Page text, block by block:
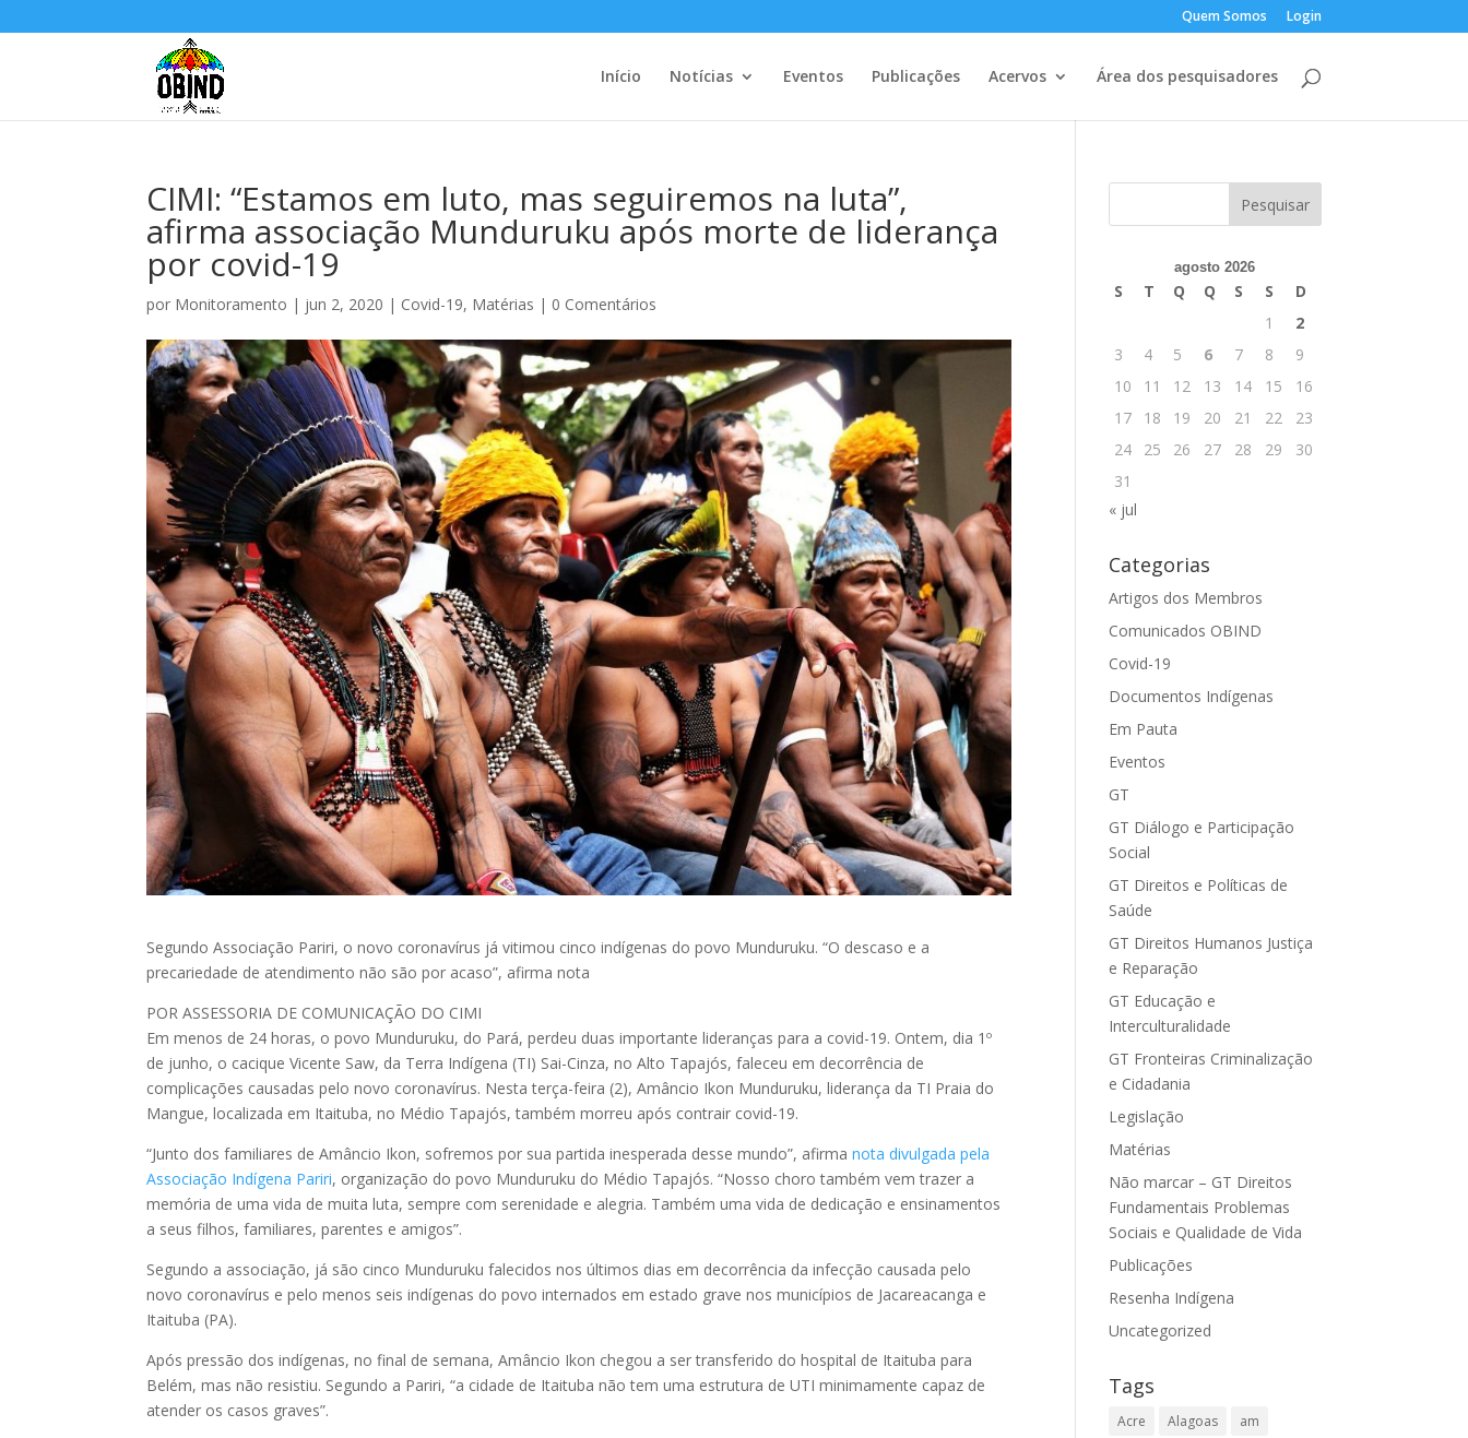
Quem Somos Login
Início Notícias Eventos Publicações Acervos Área dos pesquisadores
CIMI: “Estamos em luto, mas seguiremos na luta”,
afirma associação Munduruku após morte de liderança
por covid-19
por Monitoramento | jun 2, 2020 | Covid-19, Matérias | 0 Comentários
Segundo Associação Pariri, o novo coronavírus já vitimou cinco indígenas do povo Munduruku. “O descaso e a
precariedade de atendimento não são por acaso”, afirma nota
POR ASSESSORIA DE COMUNICAÇÃO DO CIMI
Em menos de 24 horas, o povo Munduruku, do Pará, perdeu duas importante lideranças para a covid-19. Ontem, dia 1º
de junho, o cacique Vicente Saw, da Terra Indígena (TI) Sai-Cinza, no Alto Tapajós, faleceu em decorrência de
complicações causadas pelo novo coronavírus. Nesta terça-feira (2), Amâncio Ikon Munduruku, liderança da TI Praia do
Mangue, localizada em Itaituba, no Médio Tapajós, também morreu após contrair covid-19.
“Junto dos familiares de Amâncio Ikon, sofremos por sua partida inesperada desse mundo”, afirmanota divulgada pela
Associação Indígena Pariri, organização do povo Munduruku do Médio Tapajós. “Nosso choro também vem trazer a
memória de uma vida de muita luta, sempre com serenidade e alegria. Também uma vida de dedicação e ensinamentos
a seus filhos, familiares, parentes e amigos”.
Segundo a associação, já são cinco Munduruku falecidos nos últimos dias em decorrência da infecção causada pelo
novo coronavírus e pelo menos seis indígenas do povo internados em estado grave nos municípios de Jacareacanga e
Itaituba (PA).
Após pressão dos indígenas, no final de semana, Amâncio Ikon chegou a ser transferido do hospital de Itaituba para
Belém, mas não resistiu. Segundo a Pariri, “a cidade de Itaituba não tem uma estrutura de UTI minimamente capaz de
atender os casos graves”.
agosto 2026
S T Q Q S S
D
1
2
3
4 5 6 7 8
9
10
11 12 13 14 15
16
17
18 19 20 21 22
23
24
25 26 27 28 29
30
31
« jul
Categorias
Artigos dos Membros
Comunicados OBIND
Covid-19
Documentos Indígenas
Em Pauta
Eventos
GT
GT Diálogo e Participação
Social
GT Direitos e Políticas de
Saúde
GT Direitos Humanos Justiça
e Reparação
GT Educação e
Interculturalidade
GT Fronteiras Criminalização
e Cidadania
Legislação
Matérias
Não marcar – GT Direitos
Fundamentais Problemas
Sociais e Qualidade de Vida
Publicações
Resenha Indígena
Uncategorized
Tags
Acre Alagoas
am